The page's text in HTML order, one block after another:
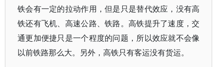
铁会有一定的拉动作用，但是只是替代效应，没有高
铁还有飞机、高速公路、铁路。高铁提升了速度，交
通更加便捷只是一个程度的问题，所以效应就不会像
以前铁路那么大。另外，高铁只有客运没有货运。